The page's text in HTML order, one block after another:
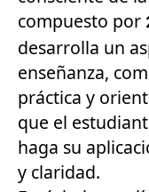
compuesto por
desarrolla un
enseñanza,
práctica y
que el
haga su
y claridad.